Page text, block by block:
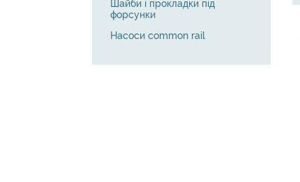
VAG
Шайби і прокладки під
форсунки
Насоси common rail